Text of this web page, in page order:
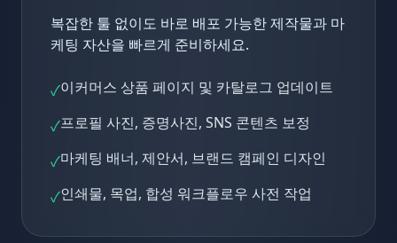
복잡한 툴 없이도 바로 배포 가능한 제작물과 마
케팅 자산을 빠르게 준비하세요.
✓이커머스 상품 페이지 및 카탈로그 업데이트
✓프로필 사진, 증명사진, SNS 콘텐츠 보정
✓마케팅 배너, 제안서, 브랜드 캠페인 디자인
✓인쇄물, 목업, 합성 워크플로우 사전 작업